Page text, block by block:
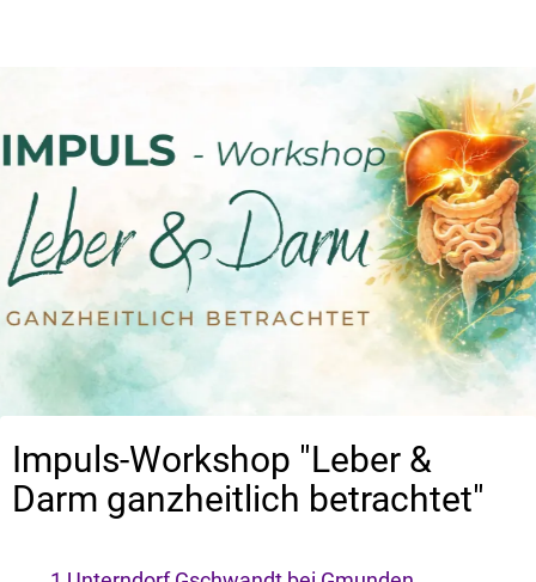
Impuls-Workshop "Leber &
Darm ganzheitlich betrachtet"